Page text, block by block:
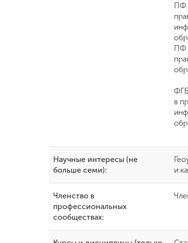
ПФ
ПФ
в
Научные интересы (не
больше семи):
и
Членство в
профессиональных
сообществах: